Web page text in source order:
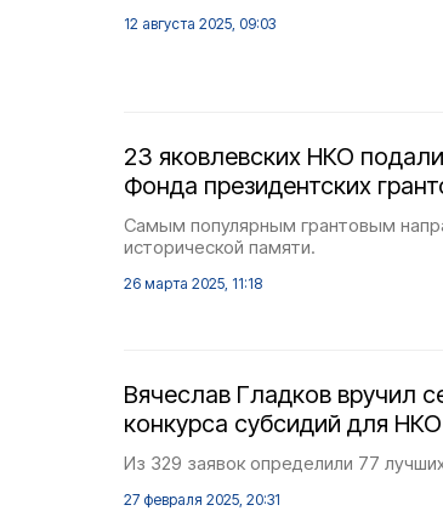
12 августа 2025, 09:03
23 яковлевских НКО
Фонда президентских
Самым популярным грантовым
исторической памяти.
26 марта 2025, 11:18
Вячеслав Гладков вручил
конкурса субсидий для НКО
Из 329 заявок определили 77
27 февраля 2025, 20:31